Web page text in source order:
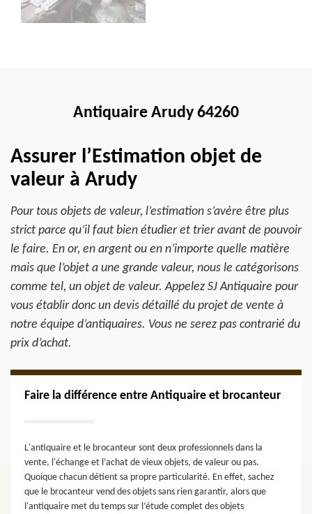
Antiquaire Arudy 64260
Assurer l’Estimation objet de
valeur à Arudy
Pour tous objets de valeur, l’estimation s’avère être plus
strict parce qu’il faut bien étudier et trier avant de pouvoir
le faire. En or, en argent ou en n’importe quelle matière
mais que l’objet a une grande valeur, nous le catégorisons
comme tel, un objet de valeur. Appelez SJ Antiquaire pour
vous établir donc un devis détaillé du projet de vente à
notre équipe d’antiquaires. Vous ne serez pas contrarié du
prix d’achat.
Faire la différence entre Antiquaire et brocanteur
L'antiquaire et le brocanteur sont deux professionnels dans la
vente, l'échange et l’achat de vieux objets, de valeur ou pas.
Quoique chacun détient sa propre particularité. En effet, sachez
que le brocanteur vend des objets sans rien garantir, alors que
l'antiquaire met du temps sur l’étude complet des objets